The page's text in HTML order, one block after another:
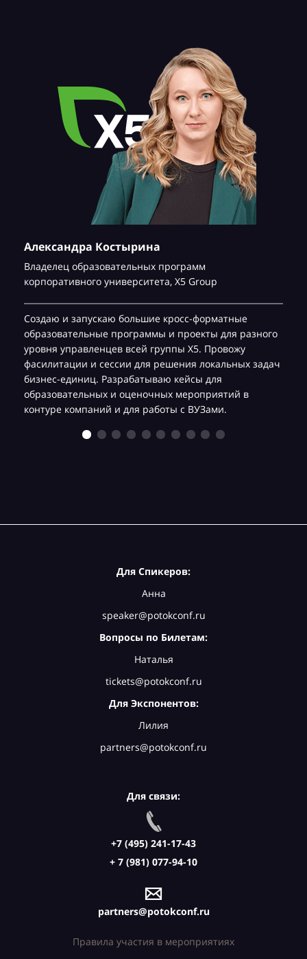
Александра Костырина
Владелец образовательных программ
корпоративного университета, Х5 Group
Создаю и запускаю большие кросс-форматные
образовательные программы и проекты для разного
уровня управленцев всей группы Х5. Провожу
фасилитации и сессии для решения локальных задач
бизнес-единиц. Разрабатываю кейсы для
образовательных и оценочных мероприятий в
контуре компаний и для работы с ВУЗами.
Для Спикеров:
Анна
speaker@potokconf.ru
Вопросы по Билетам:
Наталья
tickets@potokconf.ru
Для Экспонентов:
Лилия
partners@potokconf.ru
Для связи:
+7 (495) 241-17-43
+ 7 (981) 077-94-10
partners@potokconf.ru
Правила участия в мероприятиях